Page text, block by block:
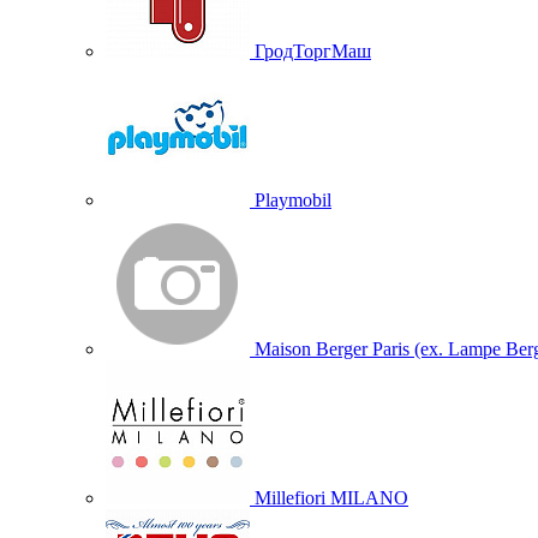
ГродТоргМаш
Playmobil
Maison Berger Paris (ex. Lampe
Millefiori MILANO